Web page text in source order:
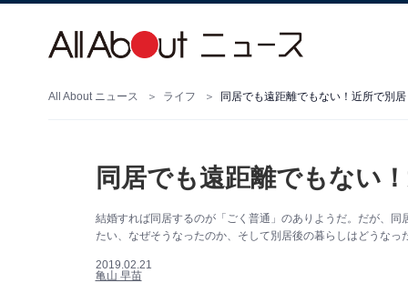
All About ニュース ライフ 同居でも遠距離でもない！近所で別
同居でも遠距離でもない
結婚すれば同居するのが「ごく普通」のありようだ。だが、
たい、なぜそうなったのか、そして別居後の暮らしはどうなっ
2019.02.21
亀山 早苗